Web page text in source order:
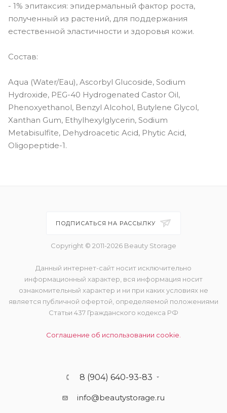
- 1% эпитаксия: эпидермальный фактор роста,
полученный из растений, для поддержания
естественной эластичности и здоровья кожи.
Состав:
Aqua (Water/Eau), Ascorbyl Glucoside, Sodium
Hydroxide, PEG-40 Hydrogenated Castor Oil,
Phenoxyethanol, Benzyl Alcohol, Butylene Glycol,
Xanthan Gum, Ethylhexylglycerin, Sodium
Metabisulfite, Dehydroacetic Acid, Phytic Acid,
Oligopeptide-1.
ПОДПИСАТЬСЯ НА РАССЫЛКУ
Copyright © 2011-2026 Beauty Storage
Данный интернет-сайт носит исключительно
информационный характер, вся информация носит
ознакомительный характер и ни при каких условиях не
является публичной офертой, определяемой положениями
Статьи 437 Гражданского кодекса РФ
Соглашение об использовании cookie.
8 (904) 640-93-83
info@beautystorage.ru